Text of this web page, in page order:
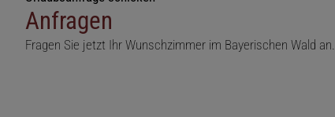
Anfragen
Fragen Sie jetzt Ihr Wunschzimmer im Bayerischen Wald an.